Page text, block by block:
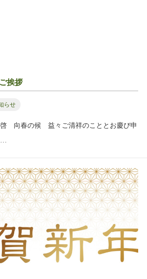
挨拶
らせ
啓 向春の候 益々ご清祥のこととお慶び申
…